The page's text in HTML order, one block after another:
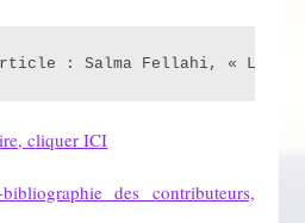
: Salma Fellahi, «
cliquer ICI
des contributeurs,